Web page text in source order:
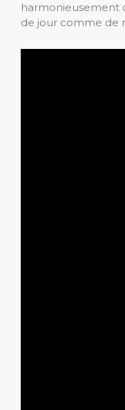
harmonieusement
de jour comme de